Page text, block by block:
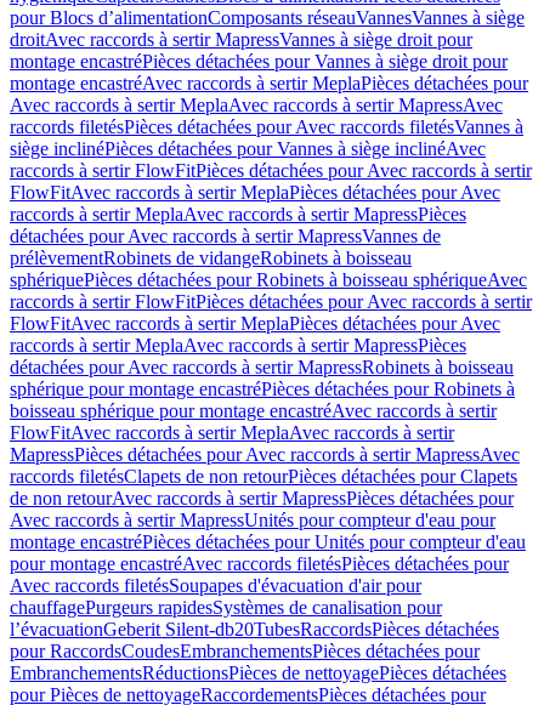
pour Blocs d’alimentationComposants réseauVannesVannes à siège
droitAvec raccords à sertir MapressVannes à siège droit pour
montage encastréPièces détachées pour Vannes à siège droit pour
montage encastréAvec raccords à sertir MeplaPièces détachées pour
Avec raccords à sertir MeplaAvec raccords à sertir MapressAvec
raccords filetésPièces détachées pour Avec raccords filetésVannes à
siège inclinéPièces détachées pour Vannes à siège inclinéAvec
raccords à sertir FlowFitPièces détachées pour Avec raccords à sertir
FlowFitAvec raccords à sertir MeplaPièces détachées pour Avec
raccords à sertir MeplaAvec raccords à sertir MapressPièces
détachées pour Avec raccords à sertir MapressVannes de
prélèvementRobinets de vidangeRobinets à boisseau
sphériquePièces détachées pour Robinets à boisseau sphériqueAvec
raccords à sertir FlowFitPièces détachées pour Avec raccords à sertir
FlowFitAvec raccords à sertir MeplaPièces détachées pour Avec
raccords à sertir MeplaAvec raccords à sertir MapressPièces
détachées pour Avec raccords à sertir MapressRobinets à boisseau
sphérique pour montage encastréPièces détachées pour Robinets à
boisseau sphérique pour montage encastréAvec raccords à sertir
FlowFitAvec raccords à sertir MeplaAvec raccords à sertir
MapressPièces détachées pour Avec raccords à sertir MapressAvec
raccords filetésClapets de non retourPièces détachées pour Clapets
de non retourAvec raccords à sertir MapressPièces détachées pour
Avec raccords à sertir MapressUnités pour compteur d'eau pour
montage encastréPièces détachées pour Unités pour compteur d'eau
pour montage encastréAvec raccords filetésPièces détachées pour
Avec raccords filetésSoupapes d'évacuation d'air pour
chauffagePurgeurs rapidesSystèmes de canalisation pour
l’évacuationGeberit Silent-db20TubesRaccordsPièces détachées
pour RaccordsCoudesEmbranchementsPièces détachées pour
EmbranchementsRéductionsPièces de nettoyagePièces détachées
pour Pièces de nettoyageRaccordementsPièces détachées pour